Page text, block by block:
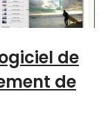
de
de